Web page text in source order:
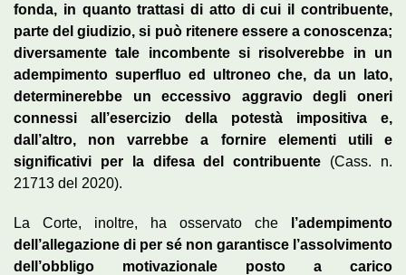
fonda, in quanto trattasi di atto di cui il contribuente,
parte del giudizio, si può ritenere essere a conoscenza;
diversamente tale incombente si risolverebbe in un
adempimento superfluo ed ultroneo che, da un lato,
determinerebbe un eccessivo aggravio degli oneri
connessi all’esercizio della potestà impositiva e,
dall’altro, non varrebbe a fornire elementi utili e
significativi per la difesa del contribuente (Cass. n.
21713 del 2020).
La Corte, inoltre, ha osservato che
l’adempimento
dell’allegazione di per sé non garantisce l’assolvimento
dell’obbligo motivazionale posto a carico